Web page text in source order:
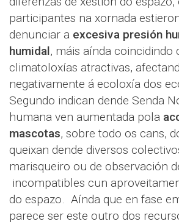
participantes na xornada
denunciar a excesiva presión
humidal, máis aínda coincidindo
climatoloxías atractivas,
negativamente á ecoloxía dos
Segundo indican dende Senda
humana ven aumentada pola
mascotas, sobre todo os cans,
queixan dende diversos
marisqueiro ou de observación
incompatibles cun
do espazo. Aínda que en fase
parece ser este outro dos